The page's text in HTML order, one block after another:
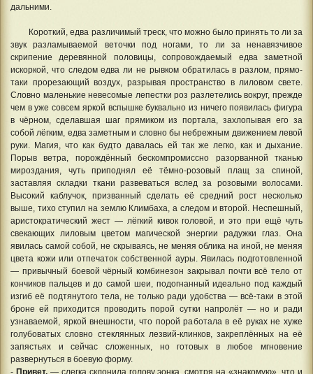
дальними.
Короткий, едва различимый треск, что можно было принять то ли за
звук разламываемой веточки под ногами, то ли за ненавязчивое
скрипение деревянной половицы, сопровождаемый едва заметной
искоркой, что следом едва ли не рывком обратилась в разлом, прямо-
таки прорезающий воздух, разрывая пространство в лиловом свете.
Словно маленькие невесомые лепестки роз разлетелись вокруг, прежде
чем в уже совсем яркой вспышке буквально из ничего появилась фигура
в чёрном, сделавшая шаг прямиком из портала, захлопывая его за
собой лёгким, едва заметным и словно бы небрежным движением левой
руки. Магия, что как будто давалась ей так же легко, как и дыхание.
Порыв ветра, порождённый бескомпромиссно разорванной тканью
мироздания, чуть приподнял её тёмно-розовый плащ за спиной,
заставляя складки ткани развеваться вслед за розовыми волосами.
Высокий каблучок, призванный сделать её средний рост несколько
выше, тихо ступил на землю Климбаха, а следом и второй. Неспешный,
аристократический жест — лёгкий кивок головой, и это при ещё чуть
свекающих лиловым цветом магической энергии радужки глаз. Она
явилась самой собой, не скрываясь, не меняя облика на иной, не меняя
цвета кожи или отпечаток собственной ауры. Явилась подготовленной
— привычный боевой чёрный комбинезон закрывал почти всё тело от
кончиков пальцев и до самой шеи, подогнанный идеально под каждый
изгиб её подтянутого тела, не только ради удобства — всё-таки в этой
броне ей приходится проводить порой сутки напролёт — но и ради
узнаваемой, яркой внешности, что порой работала в её руках не хуже
голубоватых словно стеклянных лезвий-клинков, закреплённых на её
запястьях и сейчас сложенных, но готовых в любое мгновение
развернуться в боевую форму.
- Привет,— слегка склонила голову эонка, смотря на «знакомую», что и